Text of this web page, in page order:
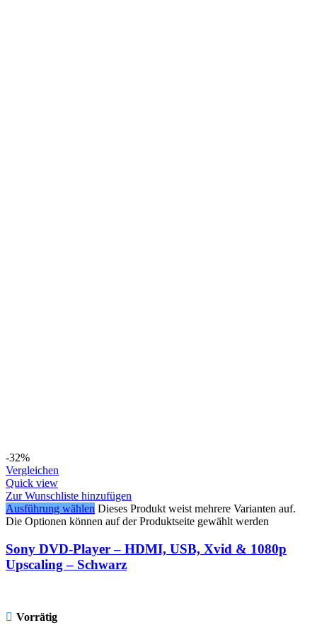
-32%
Vergleichen
Quick view
Zur Wunschliste hinzufügen
Ausführung wählen Dieses Produkt weist mehrere Varianten auf.
Die Optionen können auf der Produktseite gewählt werden
Sony DVD-Player – HDMI, USB, Xvid & 1080p
Upscaling – Schwarz
Vorrätig